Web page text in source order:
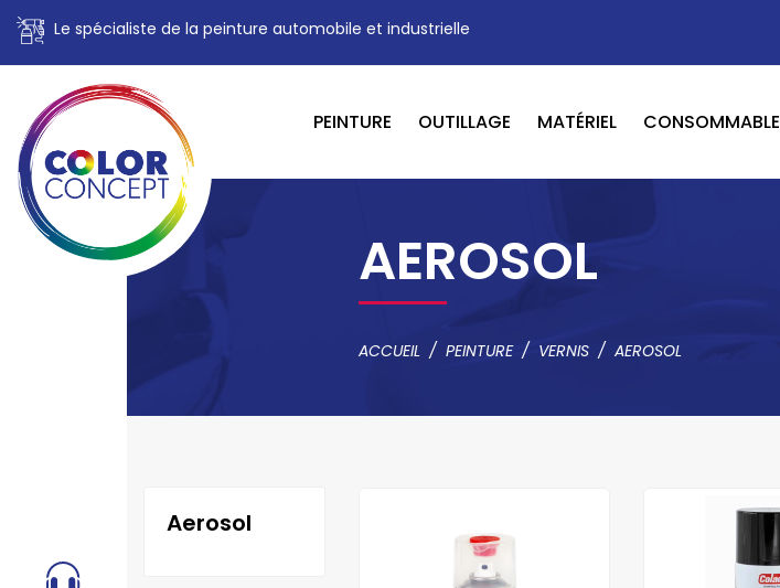
Le spécialiste de la peinture automobile et industrielle
PEINTURE OUTILLAGE MATÉRIEL CONSOMMABLE
AEROSOL
ACCUEIL PEINTURE VERNIS AEROSOL
aerosol